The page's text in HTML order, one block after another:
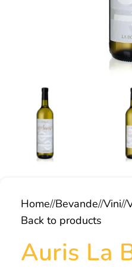
Home/ Bevande/ Vini/
Back to products
Auris La